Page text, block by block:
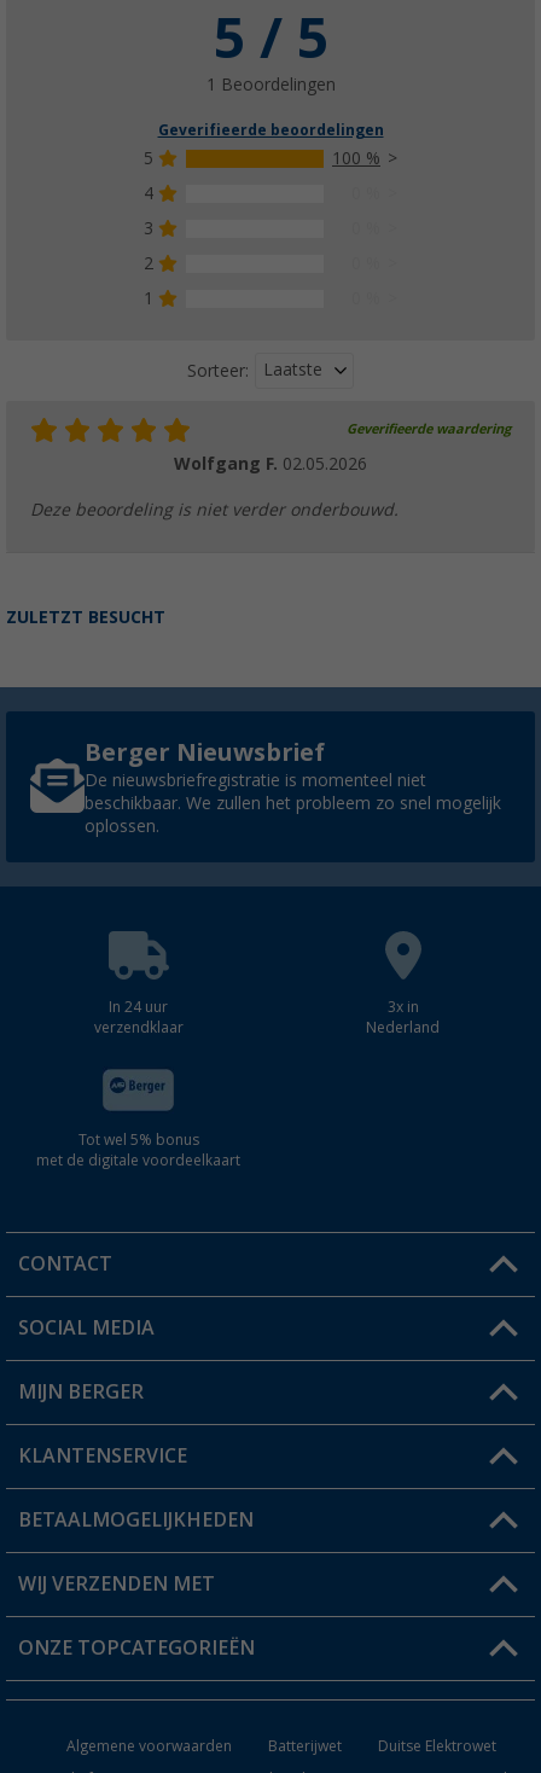
5 / 5
1 Beoordelingen
Geverifieerde beoordelingen
5
100 %
4
3
2
1
Sorteer: Laatste
Geverifieerde waardering
Wolfgang F. 02.05.2026
Deze beoordeling is niet verder onderbouwd.
ZULETZT BESUCHT
Berger Nieuwsbrief
De nieuwsbriefregistratie is momenteel niet
beschikbaar. We zullen het probleem zo snel mogelijk
oplossen.
In 24 uur
verzendklaar
3x in
Nederland
Tot wel 5% bonus
met de digitale voordeelkaart
CONTACT
Een vraag?
Winkel vinden
SOCIAL MEDIA
MIJN BERGER
Mijn account
Status bestelling
Verlanglijstje
KLANTENSERVICE
FAQ & Contact
Verzendinformatie
Catalogus
BETAALMOGELIJKHEDEN
WIJ VERZENDEN MET
ONZE TOPCATEGORIEËN
Keukenaccessoires
Algemene voorwaarden Batterijwet
Duitse Elektrowet